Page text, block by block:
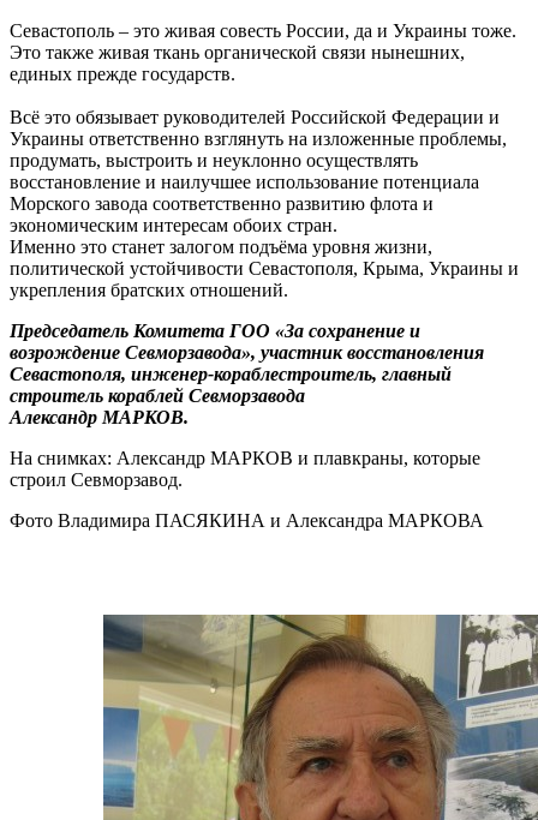
Севастополь – это живая совесть России, да и Украины тоже.
Это также живая ткань органической связи нынешних,
единых прежде государств.
Всё это обязывает руководителей Российской Федерации и
Украины ответственно взглянуть на изложенные проблемы,
продумать, выстроить и неуклонно осуществлять
восстановление и наилучшее использование потенциала
Морского завода соответственно развитию флота и
экономическим интересам обоих стран.
Именно это станет залогом подъёма уровня жизни,
политической устойчивости Севастополя, Крыма, Украины и
укрепления братских отношений.
Председатель Комитета ГОО «За сохранение и
возрождение Севморзавода», участник восстановления
Севастополя, инженер-кораблестроитель, главный
строитель кораблей Севморзавода
Александр МАРКОВ.
На снимках: Александр МАРКОВ и плавкраны, которые
строил Севморзавод.
Фото Владимира ПАСЯКИНА и Александра МАРКОВА